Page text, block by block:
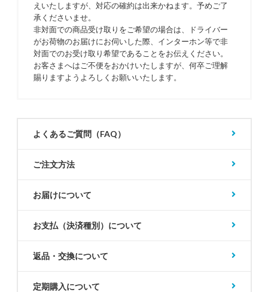
よくあるご質問（FAQ）
ご注文方法
お届けについて
お支払（決済種別）について
返品・交換について
定期購入について
えいたしますが、対応の確約は出来かねます。予めご了
承くださいませ。
非対面での商品受け取りをご希望の場合は、ドライバー
がお荷物のお届けにお伺いした際、インターホン等で非
対面でのお受け取り希望であることをお伝えください。
お客さまへはご不便をおかけいたしますが、何卒ご理解
賜りますようよろしくお願いいたします。